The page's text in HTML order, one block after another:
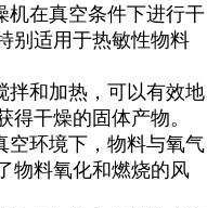
机在真空条件下进行干
别适用于热敏性物料
拌和加热，可以有效地
干燥的固体产物。
空环境下，物料与氧气
物料氧化和燃烧的风